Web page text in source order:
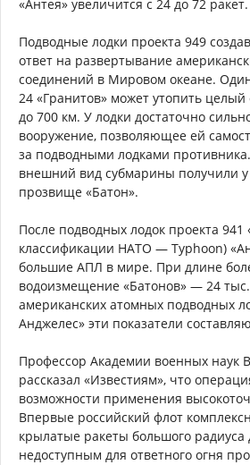
«Антея» увеличится с 24 до 72 ракет.
Подводные лодки проекта 949
ответ на развертывание
соединений в Мировом океане.
24 «Гранитов» может утопить
до 700 км. У лодки достаточно
вооружение, позволяющее ей
за подводными лодками
внешний вид субмарины получили
прозвище «Батон».
После подводных лодок проекта 941
классификации НАТО — Typhoon)
большие АПЛ в мире. При длине
водоизмещение «Батонов» — 24
американских атомных подводных
Анджелес» эти показатели
Профессор Академии военных наук
рассказал «Известиям», что
возможности применения
Впервые российский флот
крылатые ракеты большого радиуса
недоступным для ответного огня